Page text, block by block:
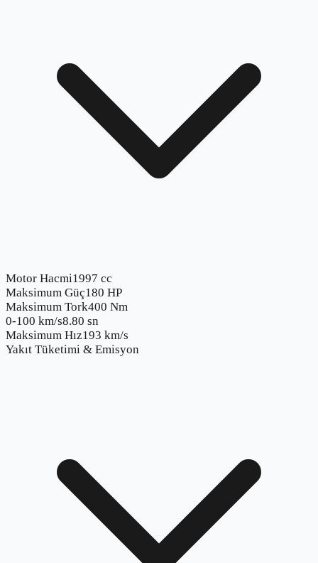
Motor Hacmi1997 cc
Maksimum Güç180 HP
Maksimum Tork400 Nm
0-100 km/s8.80 sn
Maksimum Hız193 km/s
Yakıt Tüketimi & Emisyon